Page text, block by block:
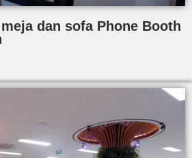
dan sofa Phone Booth